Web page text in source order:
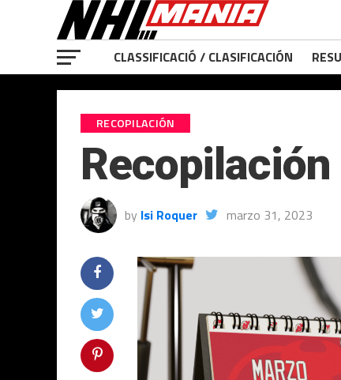
CLASSIFICACIÓ / CLASIFICACIÓN
RECOPILACIÓN
by Isi Roquer marzo 31, 2023